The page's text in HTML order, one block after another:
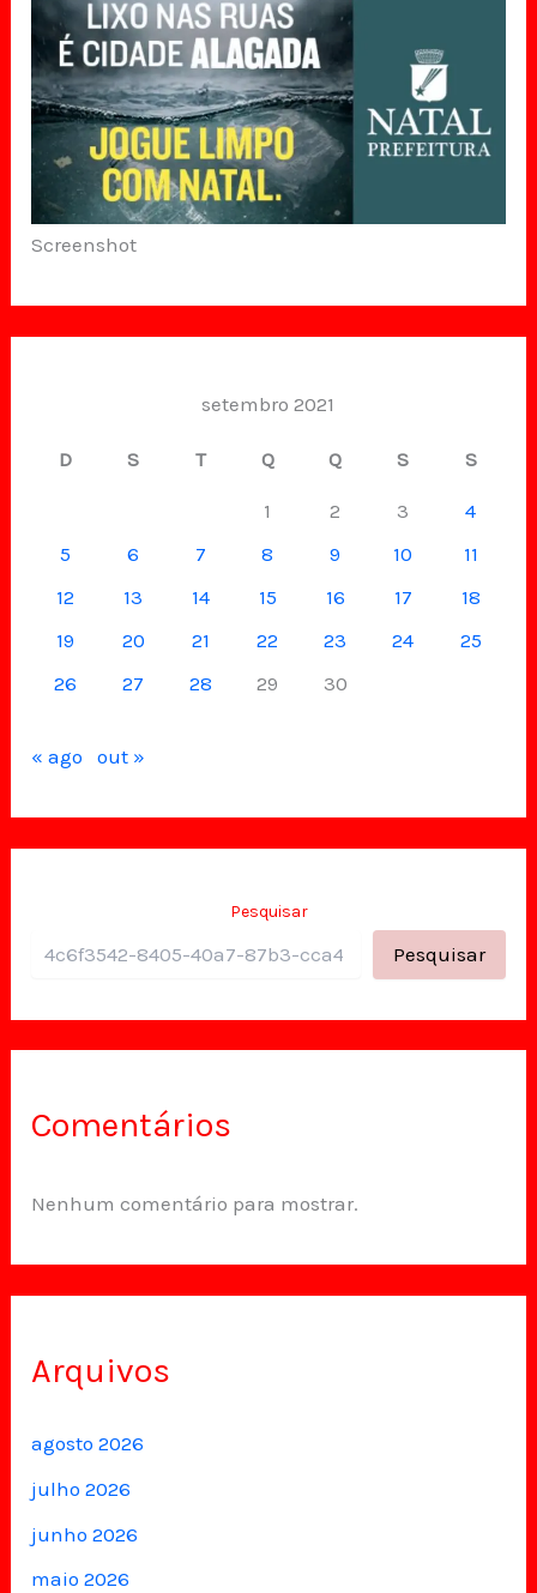
Screenshot
setembro 2021
D S T Q Q S S
1 2 3
4
5
6 7 8 9 10
11
12
13 14 15 16 17
18
19
20 21 22 23 24
25
26
27 28 29 30
« ago out »
Pesquisar
Pesquisar
Comentários
Nenhum comentário para mostrar.
Arquivos
agosto 2026
julho 2026
junho 2026
maio 2026